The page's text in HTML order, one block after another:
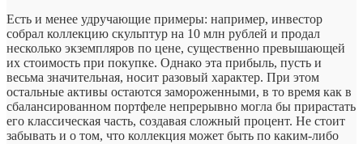
Есть и менее удручающие примеры: например, инвестор
собрал коллекцию скульптур на 10 млн рублей и продал
несколько экземпляров по цене, существенно превышающей
их стоимость при покупке. Однако эта прибыль, пусть и
весьма значительная, носит разовый характер. При этом
остальные активы остаются замороженными, в то время как в
сбалансированном портфеле непрерывно могла бы прирастать
его классическая часть, создавая сложный процент. Не стоит
забывать и о том, что коллекция может быть по каким-либо